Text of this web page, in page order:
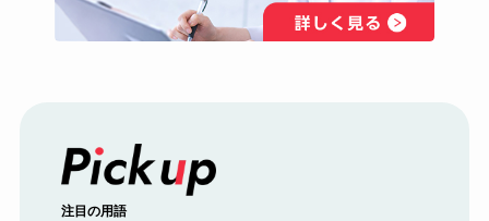
注目の用語